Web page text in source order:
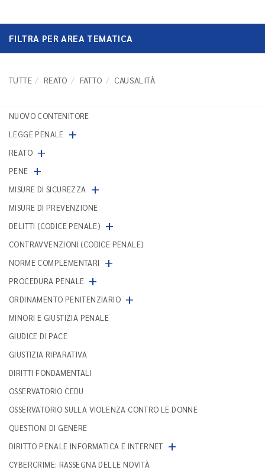
FILTRA PER AREA TEMATICA
TUTTE REATO FATTO CAUSALITÀ
NUOVO CONTENITORE
LEGGE PENALE +
REATO +
PENE +
MISURE DI SICUREZZA +
MISURE DI PREVENZIONE
DELITTI (CODICE PENALE) +
CONTRAVVENZIONI (CODICE PENALE)
NORME COMPLEMENTARI
+
PROCEDURA PENALE +
ORDINAMENTO PENITENZIARIO +
MINORI E GIUSTIZIA PENALE
GIUDICE DI PACE
GIUSTIZIA RIPARATIVA
DIRITTI FONDAMENTALI
OSSERVATORIO CEDU
OSSERVATORIO SULLA VIOLENZA CONTRO LE DONNE
QUESTIONI DI GENERE
DIRITTO PENALE INFORMATICA E INTERNET +
CYBERCRIME: RASSEGNA DELLE NOVITÀ